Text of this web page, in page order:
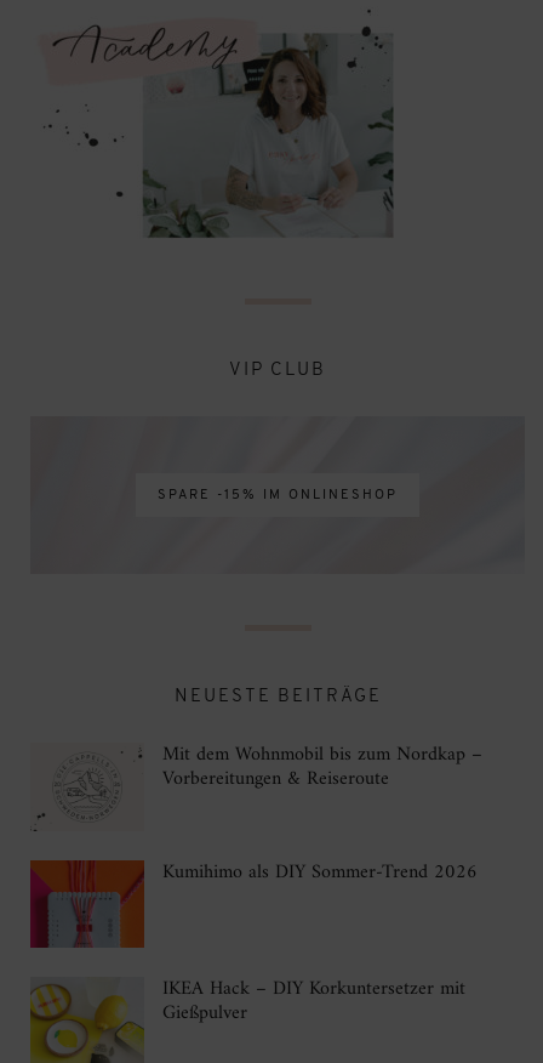
VIP CLUB
SPARE -15% IM ONLINESHOP
NEUESTE BEITRÄGE
Mit dem Wohnmobil bis zum Nordkap –
Vorbereitungen & Reiseroute
Kumihimo als DIY Sommer-Trend 2026
IKEA Hack – DIY Korkuntersetzer mit
Gießpulver